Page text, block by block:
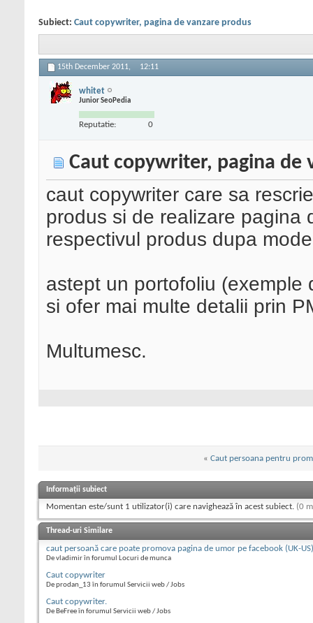
Subiect: Caut copywriter, pagina de vanzare produs
15th December 2011, 12:11
whitet
Junior SeoPedia
Reputatie: 0
Caut copywriter, pagina de
caut copywriter care sa
produs si de realizare pagina
respectivul produs dupa
astept un portofoliu (exemple
si ofer mai multe detalii prin
Multumesc.
« Caut persoana pentru
Informații subiect
Momentan este/sunt 1 utilizator(i) care navighează în acest subiect. (0
Thread-uri Similare
caut persoană care poate promova pagina de umor pe facebook (UK-US)
De vladimir în forumul Locuri de munca
Caut copywriter
De prodan_13 în forumul Servicii web / Jobs
Caut copywriter.
De BeFree în forumul Servicii web / Jobs